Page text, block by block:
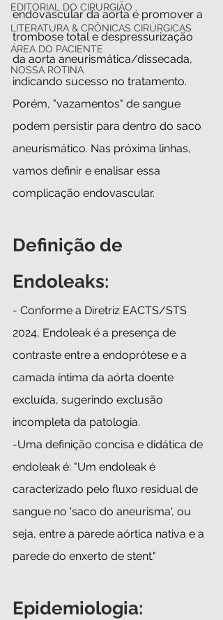
EDITORIAL DO CIRURGIÃO
LITERATURA & CRÔNICAS CIRÚRGICAS
ÁREA DO PACIENTE
NOSSA ROTINA
endovascular da aorta é promover a
trombose total e despressurização
da aorta aneurismática/dissecada,
indicando sucesso no tratamento.
Porém, "vazamentos" de sangue
podem persistir para dentro do saco
aneurismático. Nas próxima linhas,
vamos definir e enalisar essa
complicação endovascular.
Definição de
Endoleaks:
- Conforme a Diretriz EACTS/STS
2024, Endoleak é a presença de
contraste entre a endoprótese e a
camada íntima da aórta doente
excluída, sugerindo exclusão
incompleta da patologia.
-Uma definição concisa e didática de
endoleak é: "Um endoleak é
caracterizado pelo fluxo residual de
sangue no 'saco do aneurisma', ou
seja, entre a parede aórtica nativa e a
parede do enxerto de stent."
Epidemiologia: